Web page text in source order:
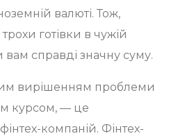
валюті. Тож,
готівки в чужій
вам справді значну суму.
вирішенням проблеми
курсом, — це
компаній. Фінтех-